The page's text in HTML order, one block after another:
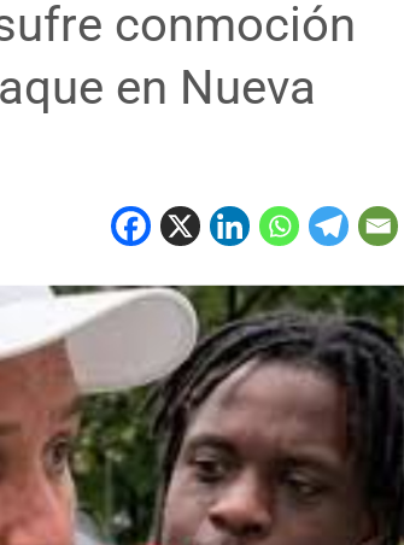
conmoción
en Nueva